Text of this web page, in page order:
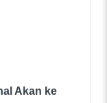
Akan ke